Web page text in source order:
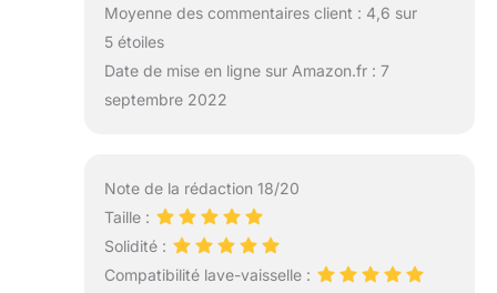
Moyenne des commentaires client : 4,6 sur
5 étoiles
Date de mise en ligne sur Amazon.fr : 7
septembre 2022
Note de la rédaction 18/20
Taille :
Solidité :
Compatibilité lave-vaisselle :